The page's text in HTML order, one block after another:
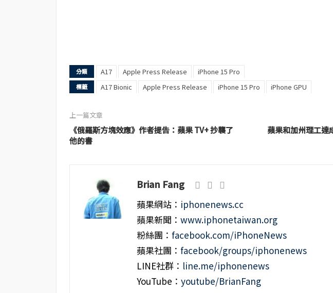
分類 A17 Apple Press Release iPhone 15 Pro
標籤 A17 Bionic Apple Press Release iPhone 15 Pro iPhone GPU
上一篇文章
《俄羅斯方塊效應》作者提告：蘋果 TV+ 抄襲了
他的書
蘋果和加州理工達
Brian Fang
蘋果網站： iphonenews.cc
蘋果新聞： www.iphonetaiwan.org
粉絲團： facebook.com/iPhoneNews
蘋果社團： facebook/groups/iphonenews
LINE社群： line.me/iphonenews
YouTube： youtube/BrianFang